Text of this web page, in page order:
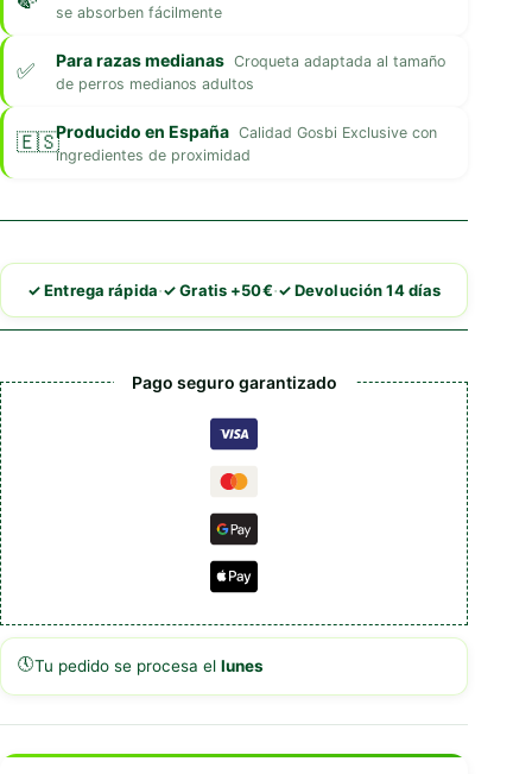
se absorben fácilmente
Para razas medianas Croqueta adaptada al tamaño
de perros medianos adultos
Producido en España Calidad Gosbi Exclusive con
ingredientes de proximidad
✓ Entrega rápida·✓ Gratis +50€·✓ Devolución 14 días
Pago seguro garantizado
🕔Tu pedido se procesa el lunes